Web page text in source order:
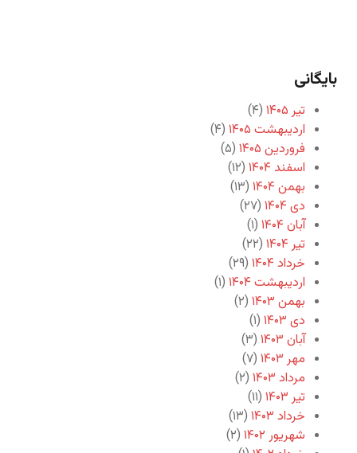
بایگانی
تیر ۱۴۰۵
(۴)
اردیبهشت ۱۴۰۵
(۴)
فروردین ۱۴۰۵
(۵)
اسفند ۱۴۰۴
(۱۲)
بهمن ۱۴۰۴
(۱۳)
دی ۱۴۰۴
(۲۷)
آبان ۱۴۰۴
(۱)
تیر ۱۴۰۴
(۲۲)
خرداد ۱۴۰۴
(۲۹)
اردیبهشت ۱۴۰۴
(۱)
بهمن ۱۴۰۳
(۲)
دی ۱۴۰۳
(۱)
آبان ۱۴۰۳
(۳)
مهر ۱۴۰۳
(۷)
مرداد ۱۴۰۳
(۲)
تیر ۱۴۰۳
(۱۱)
خرداد ۱۴۰۳
(۱۳)
شهریور ۱۴۰۲
(۲)